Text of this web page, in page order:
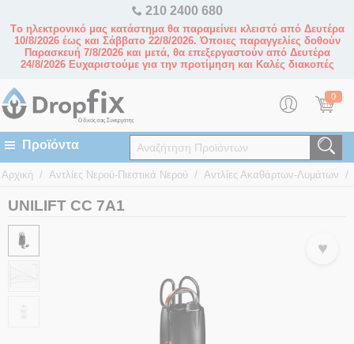
210 2400 680
Tο ηλεκτρονικό μας κατάστημα θα παραμείνει κλειστό από Δευτέρα
10/8/2026 έως και Σάββατο 22/8/2026. Όποιες παραγγελίες δοθούν
Παρασκευή 7/8/2026 και μετά, θα επεξεργαστούν από Δευτέρα
24/8/2026 Ευχαριστούμε για την προτίμηση και Καλές διακοπές
0
Αρχική / Αντλίες Νερού-Πιεστικά Νερού / Αντλίες Ακαθάρτων-Λυμάτων /
UNILIFT CC 7A1
♥